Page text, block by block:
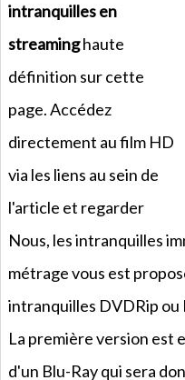
intranquilles en
streaminghaute
définition sur cette
page. Accédez
directement au film HD
via les liens au sein de
l'article et regarder
Nous, les intranquilles
métrage vous est
intranquilles DVDRip ou
La première version est
d'un Blu-Ray qui sera